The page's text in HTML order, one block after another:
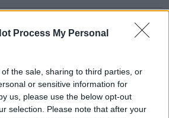
Process My Personal
the sale, sharing to third parties, or
or sensitive information for
us, please use the below opt-out
selection. Please note that after your
Mobis